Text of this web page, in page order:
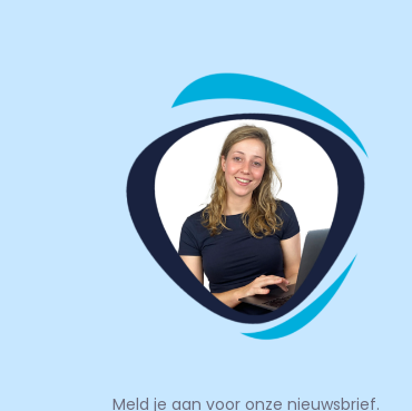
Meld je aan voor onze nieuwsbrief.